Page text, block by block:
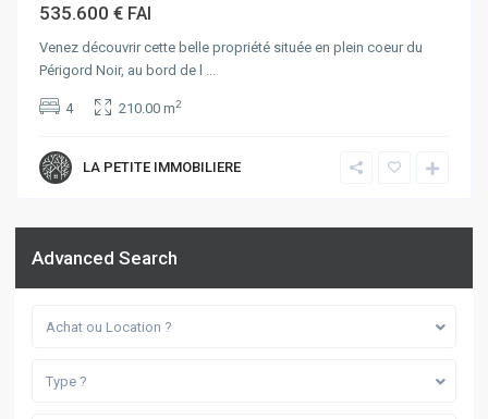
535.600 € FAI
Venez découvrir cette belle propriété située en plein coeur du
Périgord Noir, au bord de l
4 210.00 m2
LA PETITE IMMOBILIERE
Advanced Search
Achat ou Location ?
Type ?